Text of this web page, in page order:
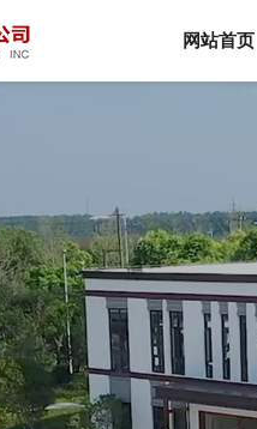
网站首页